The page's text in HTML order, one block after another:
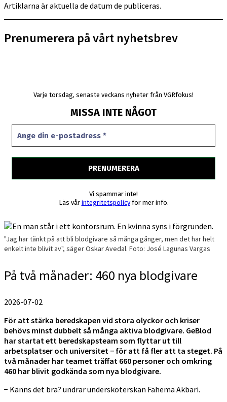
Artiklarna är aktuella de datum de publiceras.
Prenumerera på vårt nyhetsbrev
Varje torsdag, senaste veckans nyheter från VGRfokus!
MISSA INTE NÅGOT
Vi spammar inte!
Läs vår integritetspolicyför mer info.
"Jag har tänkt på att bli blodgivare så många gånger, men det har helt
enkelt inte blivit av", säger Oskar Avedal. Foto: José Lagunas Vargas
På två månader: 460 nya blodgivare
2026-07-02
För att stärka beredskapen vid stora olyckor och kriser
behövs minst dubbelt så många aktiva blodgivare. GeBlod
har startat ett beredskapsteam som flyttar ut till
arbetsplatser och universitet − för att få fler att ta steget. På
två månader har teamet träffat 660 personer och omkring
460 har blivit godkända som nya blodgivare.
− Känns det bra? undrar undersköterskan Fahema Akbari.